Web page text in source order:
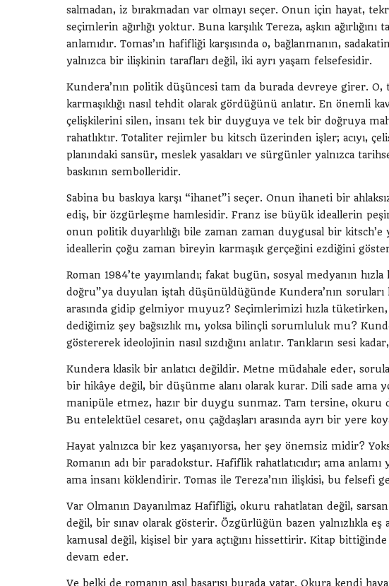
salmadan, iz bırakmadan var olmayı seçer. Onun için hayat,
seçimlerin ağırlığı yoktur. Buna karşılık Tereza, aşkın
anlamıdır. Tomas’ın hafifliği karşısında o, bağlanmanın,
yalnızca bir ilişkinin tarafları değil, iki ayrı yaşam felsefesidir.
Kundera’nın politik düşüncesi tam da burada devreye girer. O,
karmaşıklığı nasıl tehdit olarak gördüğünü anlatır. En önemli
çelişkilerini silen, insanı tek bir duyguya ve tek bir doğruya
rahatlıktır. Totaliter rejimler bu kitsch üzerinden işler; acıyı,
planındaki sansür, meslek yasakları ve sürgünler yalnızca
baskının sembolleridir.
Sabina bu baskıya karşı “ihanet”i seçer. Onun ihaneti bir
ediş, bir özgürleşme hamlesidir. Franz ise büyük ideallerin
onun politik duyarlılığı bile zaman zaman duygusal bir kitsch’e
ideallerin çoğu zaman bireyin karmaşık gerçeğini ezdiğini
Roman 1984’te yayımlandı; fakat bugün, sosyal medyanın
doğru”ya duyulan iştah düşünüldüğünde Kundera’nın
arasında gidip gelmiyor muyuz? Seçimlerimizi hızla
dediğimiz şey bağsızlık mı, yoksa bilinçli sorumluluk mu?
göstererek ideolojinin nasıl sızdığını anlatır. Tankların sesi
Kundera klasik bir anlatıcı değildir. Metne müdahale eder,
bir hikâye değil, bir düşünme alanı olarak kurar. Dili sade ama
manipüle etmez, hazır bir duygu sunmaz. Tam tersine, okuru
Bu entelektüel cesaret, onu çağdaşları arasında ayrı bir yere
Hayat yalnızca bir kez yaşanıyorsa, her şey önemsiz midir?
Romanın adı bir paradokstur. Hafiflik rahatlatıcıdır; ama anlamı
ama insanı köklendirir. Tomas ile Tereza’nın ilişkisi, bu
Var Olmanın Dayanılmaz Hafifliği, okuru rahatlatan değil,
değil, bir sınav olarak gösterir. Özgürlüğün bazen yalnızlıkla eş
kamusal değil, kişisel bir yara açtığını hissettirir. Kitap
devam eder.
Ve belki de romanın asıl başarısı burada yatar. Okura kendi